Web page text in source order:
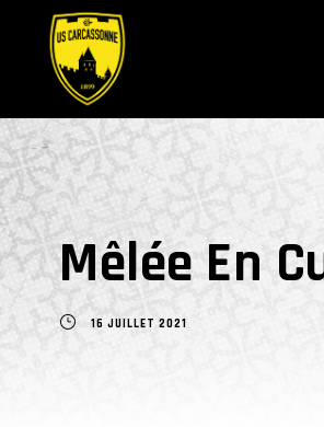
Mêlée En
16 JUILLET 2021